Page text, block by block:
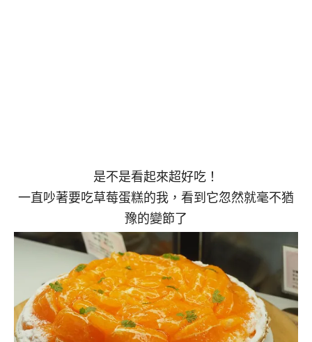
是不是看起來超好吃！
一直吵著要吃草莓蛋糕的我，看到它忽然就毫不猶
豫的變節了